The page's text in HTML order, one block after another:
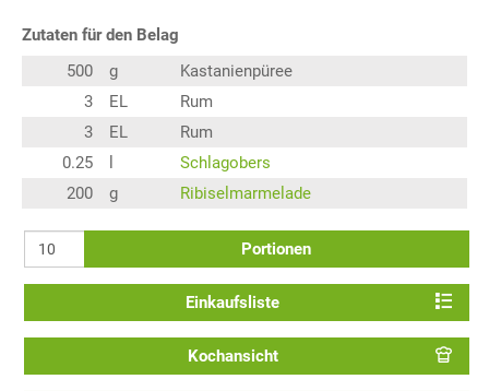
Zutaten für den Belag
500
g
Kastanienpüree
3
EL
Rum
3
EL
Rum
0.25
Schlagobers
200
g Ribiselmarmelade
Portionen
Einkaufsliste
Kochansicht